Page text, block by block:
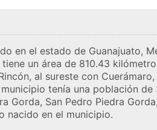
en el estado de Guanajuato,
un área de 810.43
al sureste con
tenía una población de
Gorda, San Pedro Piedra
nacido en el municipio.